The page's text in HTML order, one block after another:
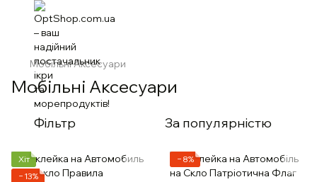
Мобільні Аксесуари
Мобільні Аксесуари
Фільтр За популярністю
Хіт
−13%
−8%